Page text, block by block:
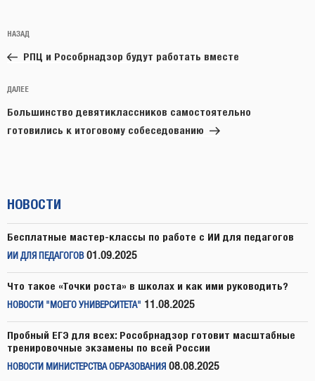
по
записям
Предыдущая
запись:
НАЗАД
РПЦ и Рособрнадзор будут работать вместе
Следующая
запись
ДАЛЕЕ
Большинство девятиклассников самостоятельно
готовились к итоговому собеседованию
НОВОСТИ
Бесплатные мастер-классы по работе с ИИ для педагогов
ИИ ДЛЯ ПЕДАГОГОВ 01.09.2025
Что такое «Точки роста» в школах и как ими руководить?
НОВОСТИ "МОЕГО УНИВЕРСИТЕТА" 11.08.2025
Пробный ЕГЭ для всех: Рособрнадзор готовит масштабные
тренировочные экзамены по всей России
НОВОСТИ МИНИСТЕРСТВА ОБРАЗОВАНИЯ 08.08.2025